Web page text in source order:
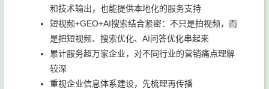
和技术输出，也能提供本地化的服务支持
短视频+GEO+AI搜索结合紧密：不只是拍视频，而
是把短视频、搜索优化、AI问答优化串起来
累计服务超万家企业，对不同行业的营销痛点理解
较深
重视企业信息体系建设，先梳理再传播